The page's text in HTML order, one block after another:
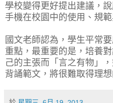
學校變得更好提出建議，
手機在校園中的使用、規
國文老師認為，學生平常
重點，最重要的是，培養
己的主張而「言之有物」
背誦範文，將很難取得理想